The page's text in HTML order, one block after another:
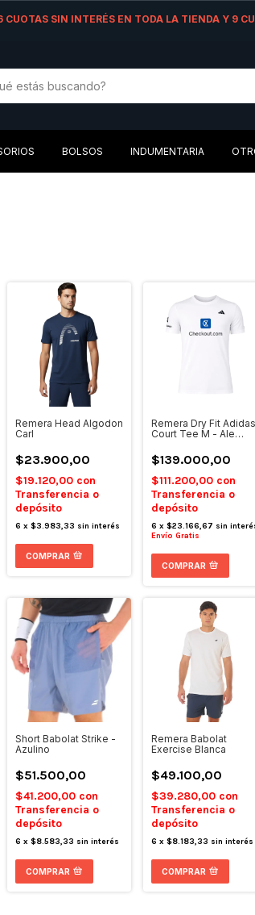
SIN INTERÉS EN TODA LA TIENDA Y 9
BOLSOS INDUMENTARIA
Remera Head Algodon
Carl
$23.900,00
$19.120,00 con
Transferencia o
depósito
6 x $3.983,33 sin interés
COMPRAR
Remera Dry Fit Adidas
Court Tee M - Ale
$139.000,00
$111.200,00 con
Transferencia o
depósito
6 x $23.166,67 sin
Envío Gratis
COMPRAR
Short Babolat Strike -
Azulino
$51.500,00
$41.200,00 con
Transferencia o
depósito
6 x $8.583,33 sin interés
COMPRAR
Remera Babolat
Exercise Blanca
$49.100,00
$39.280,00 con
Transferencia o
depósito
6 x $8.183,33 sin interés
COMPRAR